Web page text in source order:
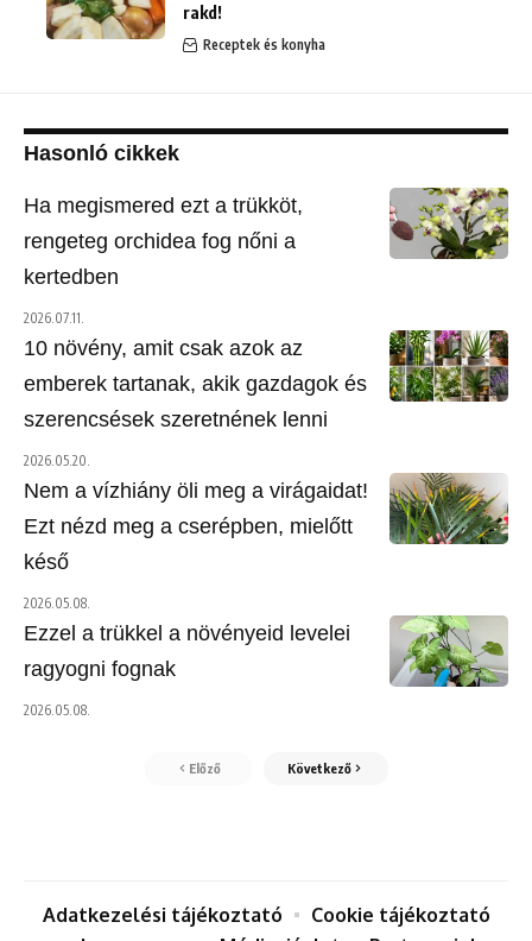
rakd!
Receptek és konyha
Hasonló cikkek
Ha megismered ezt a trükköt,
rengeteg orchidea fog nőni a
kertedben
2026.07.11.
10 növény, amit csak azok az
emberek tartanak, akik gazdagok és
szerencsések szeretnének lenni
2026.05.20.
Nem a vízhiány öli meg a virágaidat!
Ezt nézd meg a cserépben, mielőtt
késő
2026.05.08.
Ezzel a trükkel a növényeid levelei
ragyogni fognak
2026.05.08.
Előző Következő
Adatkezelési tájékoztató
Cookie tájékoztató